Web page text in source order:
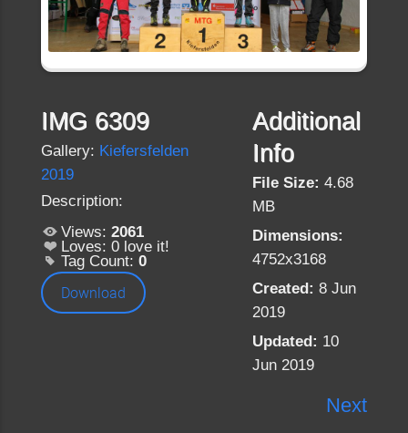
IMG 6309
Gallery: Kiefersfelden
2019
Description:
Views: 2061
Loves: 0 love it!
Tag Count: 0
Download
Additional
Info
File Size: 4.68
MB
Dimensions:
4752x3168
Created: 8 Jun
2019
Updated: 10
Jun 2019
Next